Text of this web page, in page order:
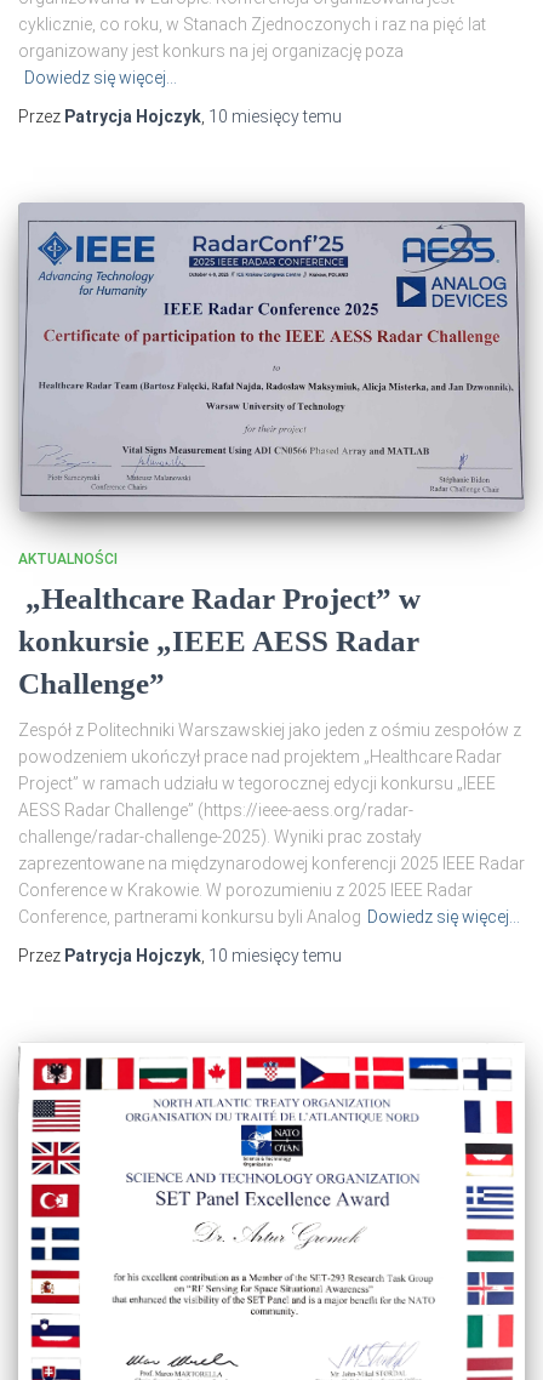
cyklicznie, co roku, w Stanach Zjednoczonych i raz na pięć lat
organizowany jest konkurs na jej organizację poza
Dowiedz się więcej…
Przez Patrycja Hojczyk, 10 miesięcytemu
AKTUALNOŚCI
„Healthcare Radar Project” w
konkursie „IEEE AESS Radar
Challenge”
Zespół z Politechniki Warszawskiej jako jeden z ośmiu zespołów z
powodzeniem ukończył prace nad projektem „Healthcare Radar
Project” w ramach udziału w tegorocznej edycji konkursu „IEEE
AESS Radar Challenge” (https://ieee-aess.org/radar-
challenge/radar-challenge-2025). Wyniki prac zostały
zaprezentowane na międzynarodowej konferencji 2025 IEEE Radar
Conference w Krakowie. W porozumieniu z 2025 IEEE Radar
Conference, partnerami konkursu byli Analog Dowiedz się więcej…
Przez Patrycja Hojczyk 10 miesięcytemu